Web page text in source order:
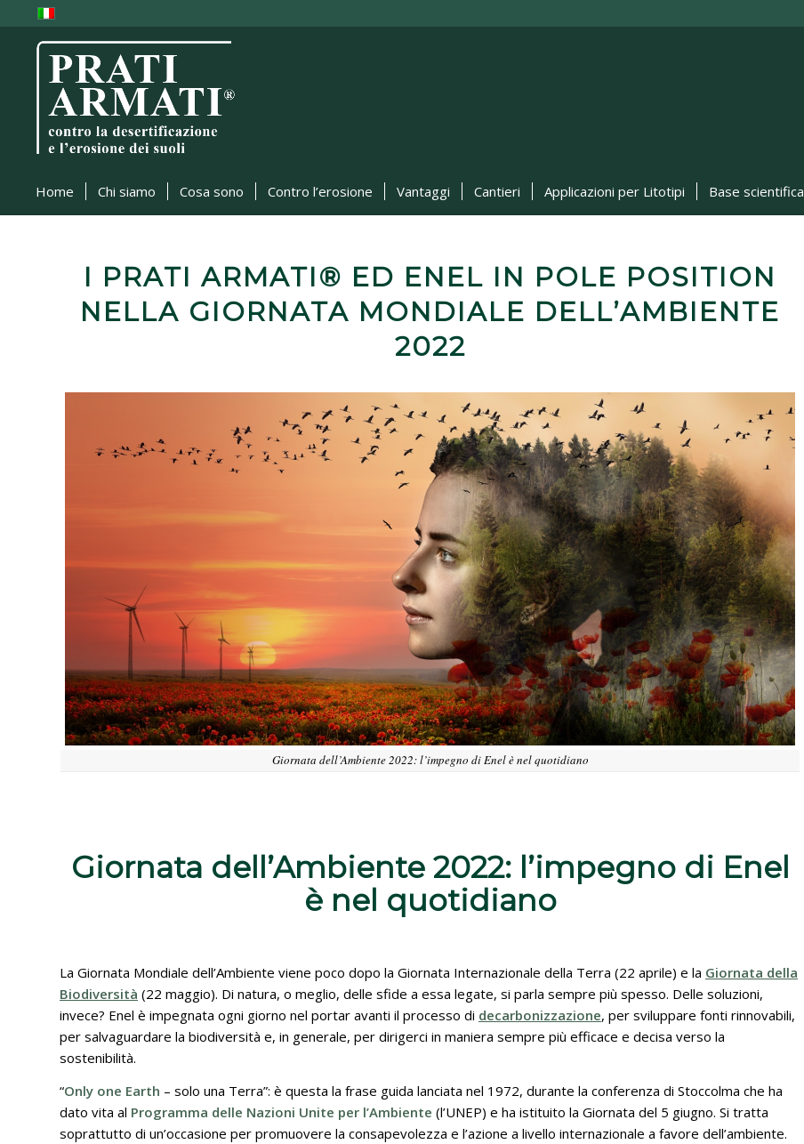
Home Chi siamo Cosa sono Contro l’erosione Vantaggi Cantieri Applicazioni per Litotipi Base scientifica
I PRATI ARMATI® ED ENEL IN POLE POSITION
NELLA GIORNATA MONDIALE DELL’AMBIENTE
2022
Giornata dell’Ambiente 2022: l’impegno di Enel è nel quotidiano
Giornata dell’Ambiente 2022: l’impegno di Enel
è nel quotidiano
La Giornata Mondiale dell’Ambiente viene poco dopo la Giornata Internazionale della Terra (22 aprile) e la Giornata della
Biodiversità (22 maggio). Di natura, o meglio, delle sfide a essa legate, si parla sempre più spesso. Delle soluzioni,
invece? Enel è impegnata ogni giorno nel portar avanti il processo di decarbonizzazione, per sviluppare fonti rinnovabili,
per salvaguardare la biodiversità e, in generale, per dirigerci in maniera sempre più efficace e decisa verso la
sostenibilità.
“Only one Earth – solo una Terra”: è questa la frase guida lanciata nel 1972, durante la conferenza di Stoccolma che ha
dato vita al Programma delle Nazioni Unite per l’Ambiente (l’UNEP) e ha istituito la Giornata del 5 giugno. Si tratta
soprattutto di un’occasione per promuovere la consapevolezza e l’azione a livello internazionale a favore dell’ambiente.